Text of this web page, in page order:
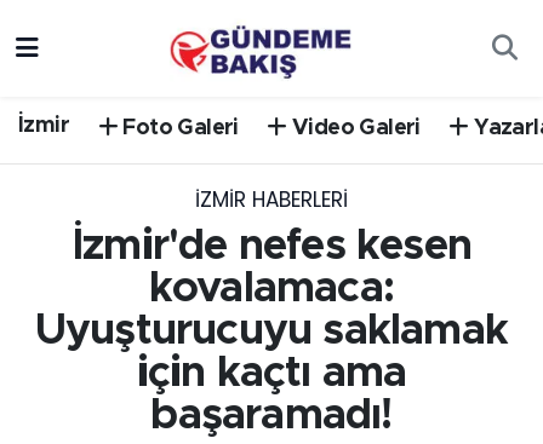
İzmir Foto Galeri Video Galeri
İZMIR HABERLERI
İzmir'de nefes kesen
kovalamaca:
Uyuşturucuyu saklamak
için kaçtı ama
başaramadı!
DÜNYA
EĞİTİM
EKONOMİ
Trafik Durumu
Süper Lig Puan Durumu ve Fikstür
Tüm Manşetler
Son Dakika Haberleri